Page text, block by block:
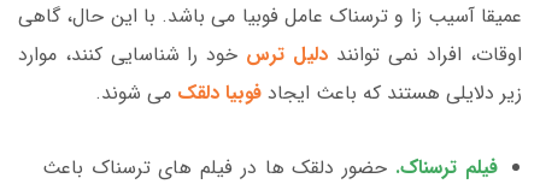
عمیقا آسیب زا و ترسناک عامل فوبیا می باشد. با این حال، گاهی
اوقات، افراد نمی توانند دلیل ترس خود را شناسایی کنند، موارد
زیر دلایلی هستند که باعث ایجاد فوبیا دلقک می شوند.
فیلم ترسناک. حضور دلقک ها در فیلم های ترسناک باعث